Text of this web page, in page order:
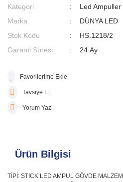
Kategori Led Ampuller
Marka
DÜNYA LED
Stok Kodu
HS.1218/2
Garanti Süresi
24 Ay
Tavsiye Et
Yorum Yaz
Ürün Bilgisi
TİPİ: STICK LED AMPUL GÖVDE